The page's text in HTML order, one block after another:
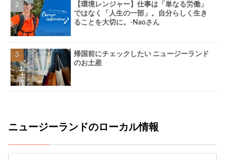
【環境レンジャー】仕事は「単なる労働」
ではなく「人生の一部」。自分らしく生き
ることを大切に。-Naoさん
帰国前にチェックしたい ニュージーランド
のお土産
ニュージーランドのローカル情報